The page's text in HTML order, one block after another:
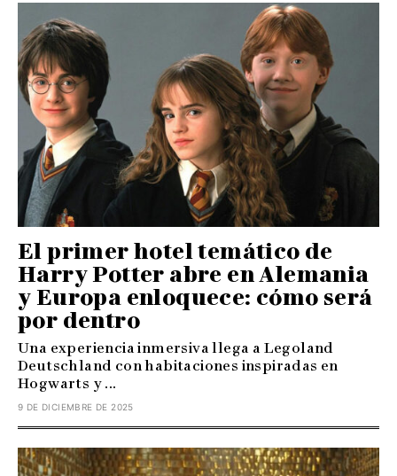
El primer hotel temático de
Harry Potter abre en Alemania
y Europa enloquece: cómo será
por dentro
Una experiencia inmersiva llega a Legoland
Deutschland con habitaciones inspiradas en
Hogwarts y ...
9 DE DICIEMBRE DE 2025